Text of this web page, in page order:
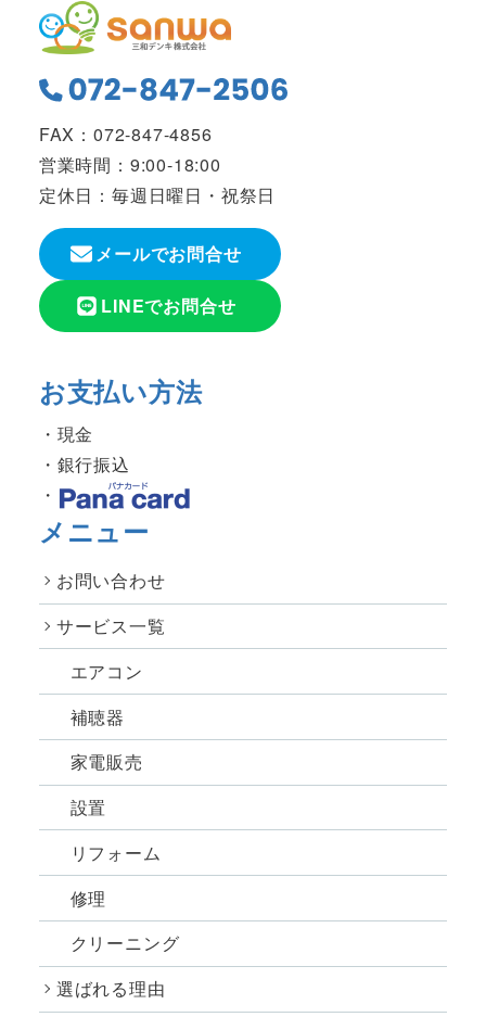
FAX：072-847-4856
営業時間：9:00-18:00
定休日：毎週日曜日・祝祭日
メールでお問合せ
LINEでお問合せ
お支払い方法
現金
銀行振込
メニュー
お問い合わせ
サービス一覧
エアコン
補聴器
家電販売
設置
リフォーム
修理
クリーニング
選ばれる理由